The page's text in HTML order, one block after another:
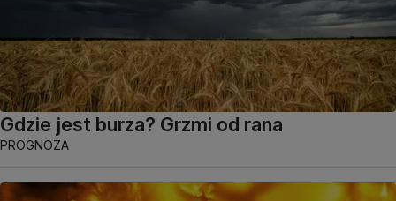
Gdzie jest burza? Grzmi od rana
PROGNOZA